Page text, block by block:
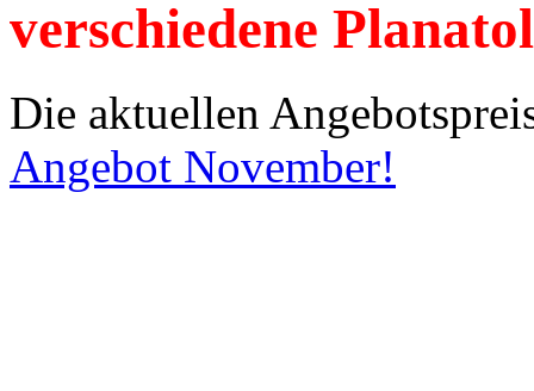
verschiedene
Die aktuellen
Angebot November!